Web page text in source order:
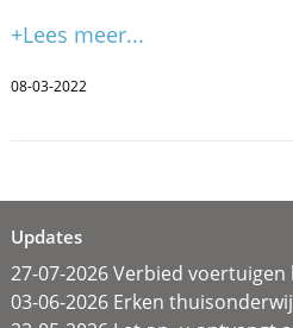
+Lees meer...
08-03-2022
Updates
27-07-2026 Verbied
03-06-2026 Erken